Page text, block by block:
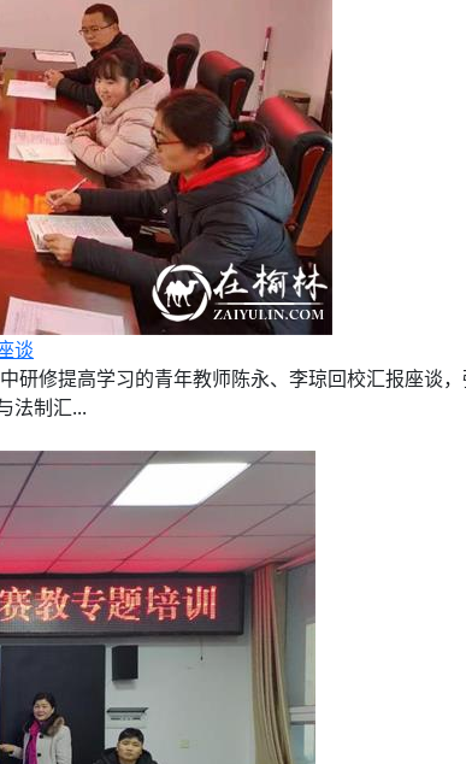
谈
研修提高学习的青年教师陈永、李琼回校汇报座谈
法制汇...